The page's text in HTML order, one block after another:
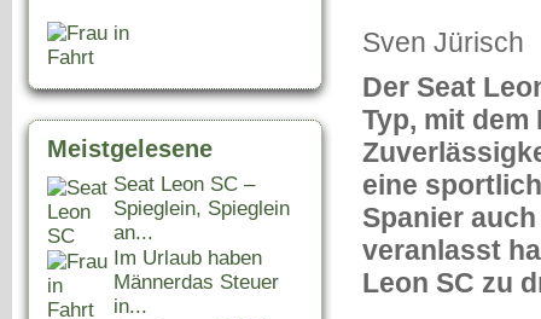
Sven Jürisch
Der Seat
Typ, mit
eine
Spanier
veranlasst
Leon SC zu
Meistgelesene
Seat Leon SC –
Spieglein, Spieglein
an...
Im Urlaub haben
Männerdas Steuer
in...